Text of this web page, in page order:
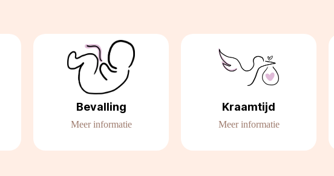
Bevalling
Meer informatie
Kraamtijd
Meer informatie